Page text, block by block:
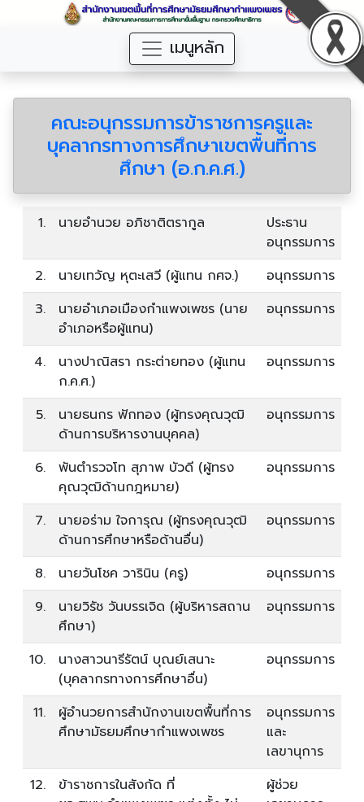
เมนูหลัก
คณะอนุกรรมการข้าราชการครูและ
บุคลากรทางการศึกษาเขตพื้นที่การ
ศึกษา (อ.ก.ค.ศ.)
1. นายอำนวย อภิชาติตรากูล
ประธาน
อนุกรรมการ
2.
นายเทวัญ หุตะเสวี (ผู้แทน กศจ.)
อนุกรรมการ
3.
นายอำเภอเมืองกำแพงเพชร (นาย
อำเภอหรือผู้แทน)
อนุกรรมการ
4.
นางปาณิสรา กระต่ายทอง (ผู้แทน
ก.ค.ศ.)
อนุกรรมการ
5.
นายธนกร ฟักทอง (ผู้ทรงคุณวุฒิ
ด้านการบริหารงานบุคคล)
อนุกรรมการ
6.
พันตำรวจโท สุภาพ บัวดี (ผู้ทรง
คุณวุฒิด้านกฎหมาย)
อนุกรรมการ
7.
นายอร่าม ใจการุณ (ผู้ทรงคุณวุฒิ
ด้านการศึกษาหรือด้านอื่น)
อนุกรรมการ
8. นายวันโชค วารินิน (ครู)
อนุกรรมการ
9.
นายวิรัช วันบรรเจิด (ผู้บริหารสถาน
ศึกษา)
อนุกรรมการ
10.
นางสาวนารีรัตน์ บุณย์เสนาะ
(บุคลากรทางการศึกษาอื่น)
อนุกรรมการ
11.
ผู้อำนวยการสำนักงานเขตพื้นที่การ
ศึกษามัธยมศึกษากำแพงเพชร
อนุกรรมการ
และ
เลขานุการ
12.
ข้าราชการในสังกัด ที่
ผู้ช่วย